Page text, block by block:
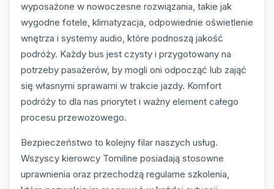
wyposażone w nowoczesne rozwiązania, takie jak
wygodne fotele, klimatyzacja, odpowiednie oświetlenie
wnętrza i systemy audio, które podnoszą jakość
podróży. Każdy bus jest czysty i przygotowany na
potrzeby pasażerów, by mogli oni odpocząć lub zająć
się własnymi sprawami w trakcie jazdy. Komfort
podróży to dla nas priorytet i ważny element całego
procesu przewozowego.
Bezpieczeństwo to kolejny filar naszych usług.
Wszyscy kierowcy Tomiline posiadają stosowne
uprawnienia oraz przechodzą regularne szkolenia,